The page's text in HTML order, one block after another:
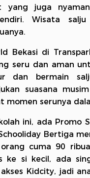
yang juga
Wisata
Bekasi di
seru dan aman
dan bermain
suasana
momen serunya
ini, ada Promo
Bertiga
cuma 90
ke si kecil, ada
Kidcity, jadi